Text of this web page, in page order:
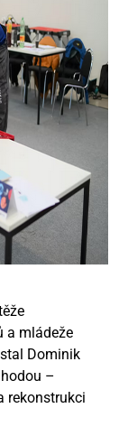
a mládeže
Dominik
–
rekonstrukci